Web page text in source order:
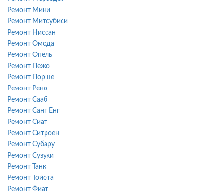
Ремонт Мини
Ремонт Митсубиси
Ремонт Ниссан
Ремонт Омода
Ремонт Опель
Ремонт Пежо
Ремонт Порше
Ремонт Рено
Ремонт Сааб
Ремонт Санг Енг
Ремонт Сиат
Ремонт Ситроен
Ремонт Субару
Ремонт Сузуки
Ремонт Танк
Ремонт Тойота
Ремонт Фиат